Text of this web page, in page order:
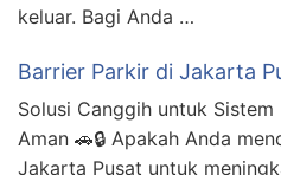
keluar. Bagi Anda …
Barrier Parkir di Jakarta
Solusi Canggih untuk
Aman 🚗🔒 Apakah Anda
Jakarta Pusat untuk